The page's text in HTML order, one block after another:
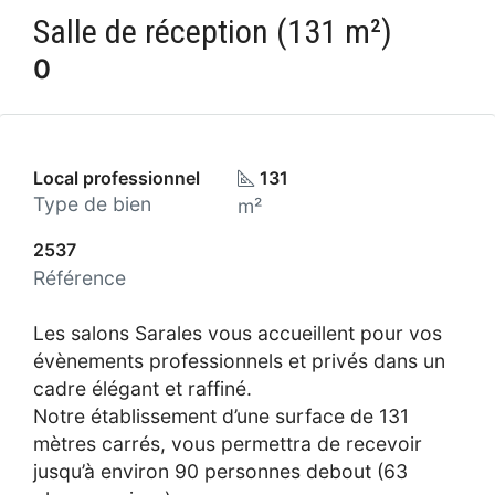
Salle de réception (131 m²)
0
Local professionnel
Type de bien
131
m²
2537
Référence
Les salons Sarales vous accueillent pour vos
évènements professionnels et privés dans un
cadre élégant et raffiné.
Notre établissement d’une surface de 131
mètres carrés, vous permettra de recevoir
jusqu’à environ 90 personnes debout (63